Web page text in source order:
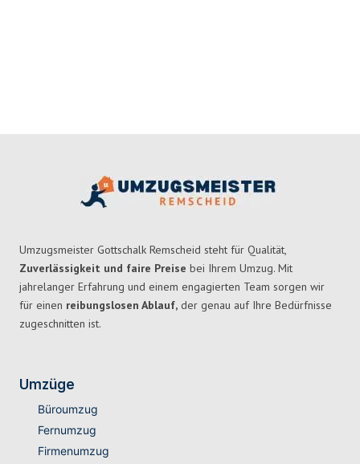
Umzugsmeister Gottschalk Remscheid steht für Qualität,
Zuverlässigkeit und faire Preise bei Ihrem Umzug. Mit
jahrelanger Erfahrung und einem engagierten Team sorgen wir
für einen reibungslosen Ablauf, der genau auf Ihre Bedürfnisse
zugeschnitten ist.
Umzüge
Büroumzug
Fernumzug
Firmenumzug